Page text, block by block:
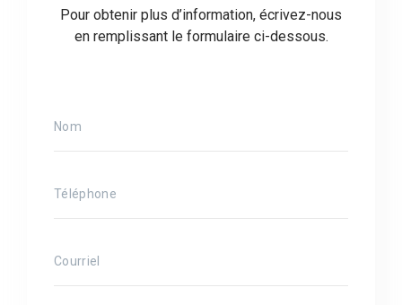
Pour obtenir plus d’information, écrivez-nous
en remplissant le formulaire ci-dessous.